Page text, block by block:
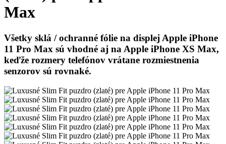
Max
Všetky sklá / ochranné fólie na displej Apple iPhone
11 Pro Max sú vhodné aj na Apple iPhone XS Max,
keďže rozmery telefónov vrátane rozmiestnenia
senzorov sú rovnaké.